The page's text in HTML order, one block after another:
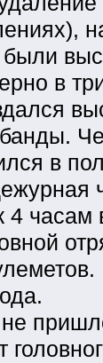
были
в
в
4